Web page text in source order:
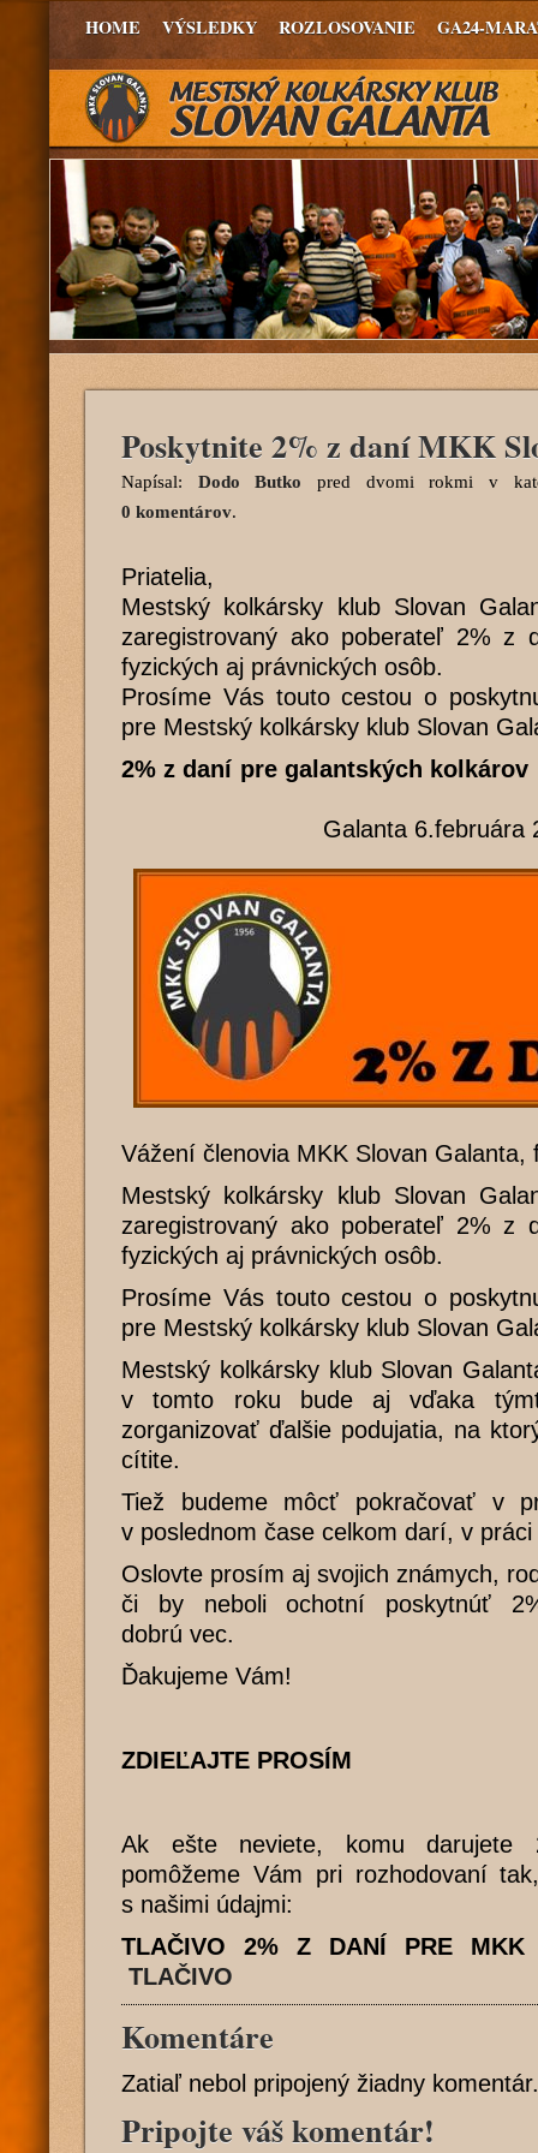
HOME VÝSLEDKY ROZLOSOVANIE GA24-
Poskytnite 2% z daní MKK
Napísal: Dodo Butko pred dvomi rokmi v
0 komentárov.
Priatelia,
Mestský kolkársky klub Slovan
zaregistrovaný ako poberateľ 2% z
fyzických aj právnických osôb.
Prosíme Vás touto cestou o
pre Mestský kolkársky klub Slovan
2% z daní pre
Galanta 6.februára
Vážení členovia MKK Slovan Galanta,
Mestský kolkársky klub Slovan
zaregistrovaný ako poberateľ 2% z
fyzických aj právnických osôb.
Prosíme Vás touto cestou o
pre Mestský kolkársky klub Slovan
Mestský kolkársky klub Slovan
v tomto roku bude aj vďaka
zorganizovať ďalšie podujatia, na
cítite.
Tiež budeme môcť pokračovať v
v poslednom čase celkom darí, v
Oslovte prosím aj svojich známych,
či by neboli ochotní poskytnúť
dobrú vec.
Ďakujeme Vám!
ZDIEĽAJTE PROSÍM
Ak ešte neviete, komu darujete
pomôžeme Vám pri rozhodovaní
s našimi údajmi:
TLAČIVO 2% Z DANÍ PRE MKK
TLAČIVO
Komentáre
Zatiaľ nebol pripojený žiadny
Pripojte váš komentár!